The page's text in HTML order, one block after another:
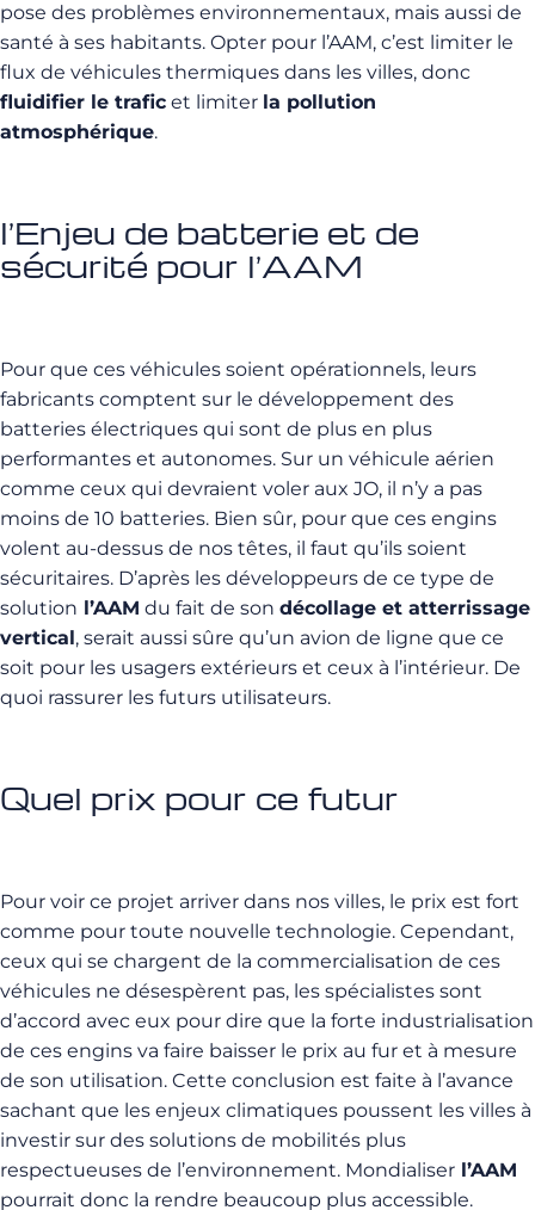
pose des problèmes environnementaux, mais aussi de
santé à ses habitants. Opter pour l’AAM, c’est limiter le
flux de véhicules thermiques dans les villes, donc
fluidifier le trafic et limiter la pollution
atmosphérique.
l’Enjeu de batterie et de
sécurité pour l’AAM
Pour que ces véhicules soient opérationnels, leurs
fabricants comptent sur le développement des
batteries électriques qui sont de plus en plus
performantes et autonomes. Sur un véhicule aérien
comme ceux qui devraient voler aux JO, il n’y a pas
moins de 10 batteries. Bien sûr, pour que ces engins
volent au-dessus de nos têtes, il faut qu’ils soient
sécuritaires. D’après les développeurs de ce type de
solution l’AAM du fait de son décollage et atterrissage
vertical, serait aussi sûre qu’un avion de ligne que ce
soit pour les usagers extérieurs et ceux à l’intérieur. De
quoi rassurer les futurs utilisateurs.
Quel prix pour ce futur
Pour voir ce projet arriver dans nos villes, le prix est fort
comme pour toute nouvelle technologie. Cependant,
ceux qui se chargent de la commercialisation de ces
véhicules ne désespèrent pas, les spécialistes sont
d’accord avec eux pour dire que la forte industrialisation
de ces engins va faire baisser le prix au fur et à mesure
de son utilisation. Cette conclusion est faite à l’avance
sachant que les enjeux climatiques poussent les villes à
investir sur des solutions de mobilités plus
respectueuses de l’environnement. Mondialiser l’AAM
pourrait donc la rendre beaucoup plus accessible.